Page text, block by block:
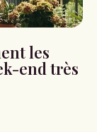
les
end très